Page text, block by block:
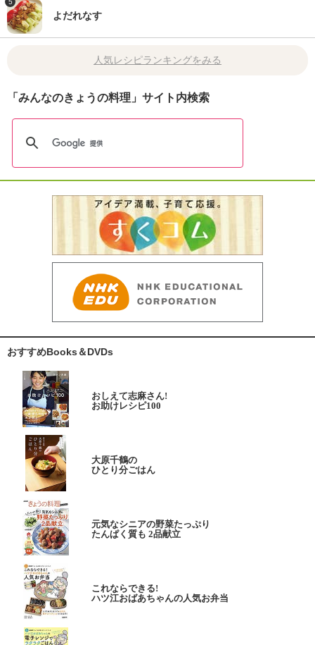
5
よだれなす
人気レシピランキングをみる
「みんなのきょうの料理」サイト内検索
おすすめBooks＆DVDs
おしえて志麻さん!
お助けレシピ100
大原千鶴の
ひとり分ごはん
元気なシニアの野菜たっぷり
たんぱく質も 2品献立
これならできる!
ハツ江おばあちゃんの人気お弁当